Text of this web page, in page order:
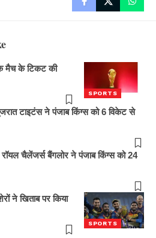
SPORTS
मैच के टिकट की
टाइटंस ने पंजाब किंग्स को 6 विकेट से
चैलेंजर्स बैंगलोर ने पंजाब किंग्स को 24
SPORTS
ने खिताब पर किया